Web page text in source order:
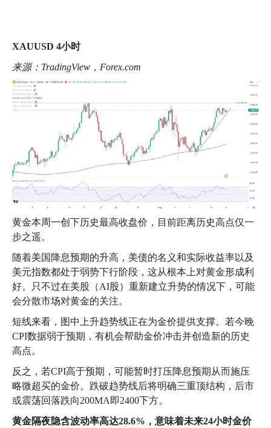
XAUUSD 4小时
来源： TradingView ， Forex.com
黄金本周一创下历史最高收盘价，目前距离历史高点仅一
步之遥。
随着美国降息预期的升高，美债的名义和实际收益率以及
美元指数都处于弱势下行阶段，这从根本上对黄金形成利
好。只不过在美股（AI股）重新建立升势的情况下，可能
会分散市场对黄金的关注。
短线来看，图中上升趋势线正在为金价提供支撑。若今晚
CPI数据弱于预期，有机会帮助金价冲击并创造新的历史
高点。
反之，若CPI高于预期，可能暂时打压降息预期从而施压
略微超买的金价。跌破趋势线后将明确三重顶结构，后市
或震荡回落跌向200MA 即2400下方。
黄金隔夜隐含波动率高达28.6% ，意味着未来24小时金价